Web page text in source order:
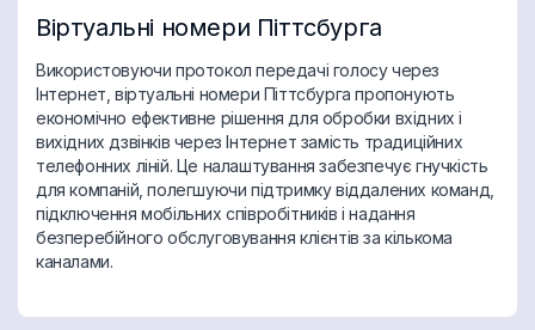
Віртуальні номери Піттсбурга
Використовуючи протокол передачі голосу через
Інтернет, віртуальні номери Піттсбурга пропонують
економічно ефективне рішення для обробки вхідних і
вихідних дзвінків через Інтернет замість традиційних
телефонних ліній. Це налаштування забезпечує гнучкість
для компаній, полегшуючи підтримку віддалених команд,
підключення мобільних співробітників і надання
безперебійного обслуговування клієнтів за кількома
каналами.